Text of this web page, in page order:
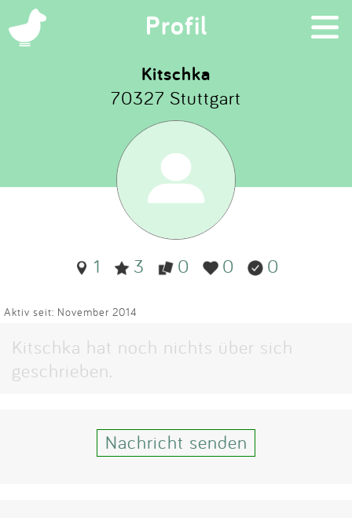
Profil ×
Suchen
Eintragen
App
Blog
Partner
Impressum
Kitschka
70327 Stuttgart
1 3 0 0 0
Aktiv seit: November 2014
Kitschka hat noch nichts über sich
geschrieben.
Nachricht senden